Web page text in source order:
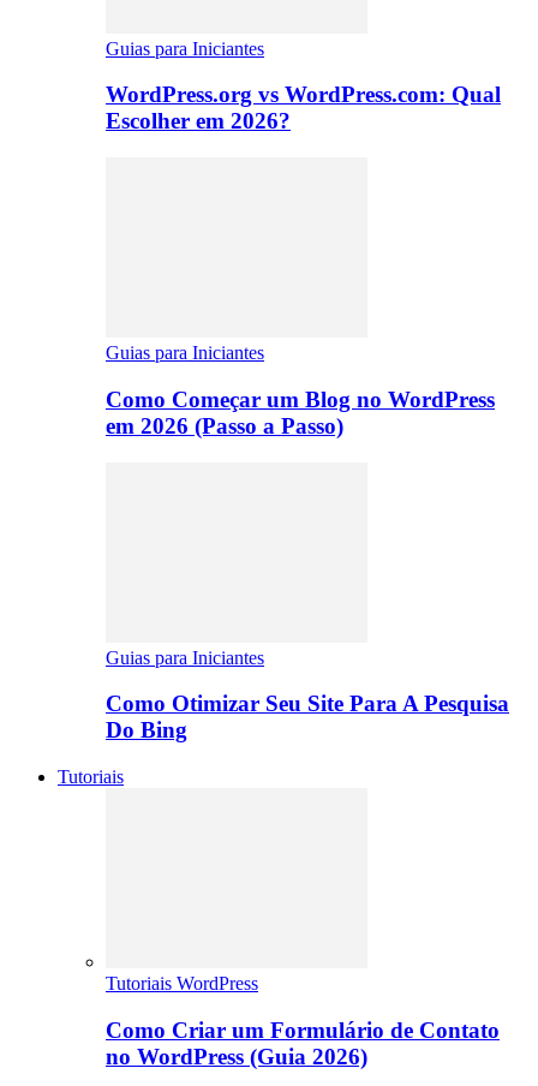
Guias para Iniciantes
WordPress.org vs WordPress.com: Qual
Escolher em 2026?
Guias para Iniciantes
Como Começar um Blog no WordPress
em 2026 (Passo a Passo)
Guias para Iniciantes
Como Otimizar Seu Site Para A Pesquisa
Do Bing
Tutoriais
Tutoriais WordPress
Como Criar um Formulário de Contato
no WordPress (Guia 2026)